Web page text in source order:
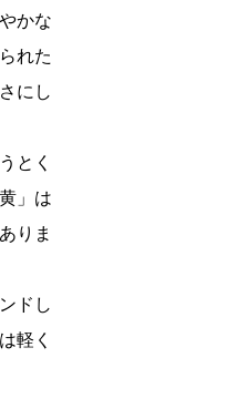
かな
れた
にし
とく
」は
りま
ドし
軽く